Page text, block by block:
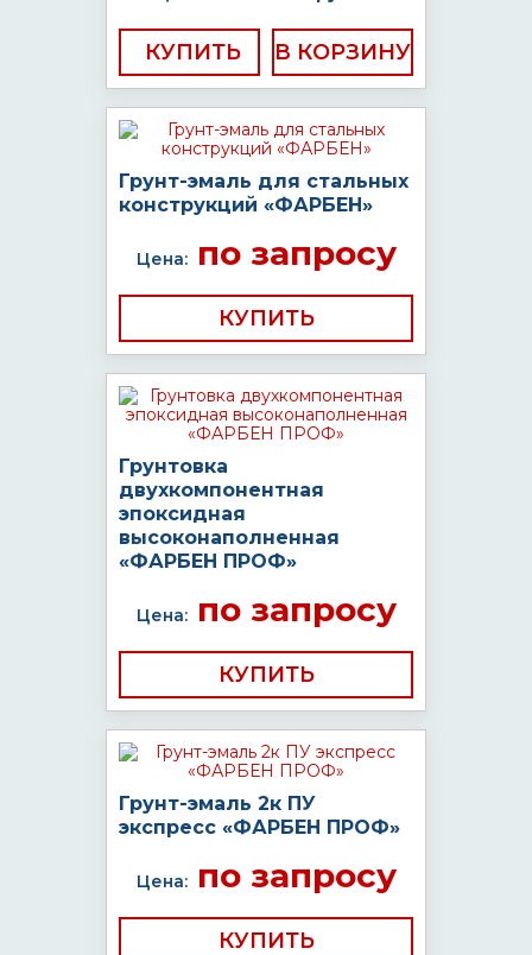
КУПИТЬ
Грунт-эмаль для стальных
конструкций «ФАРБЕН»
Цена:по запросу
КУПИТЬ
Грунтовка
двухкомпонентная
эпоксидная
высоконаполненная
«ФАРБЕН ПРОФ»
Цена:по запросу
КУПИТЬ
Грунт-эмаль 2к ПУ
экспресс «ФАРБЕН ПРОФ»
Цена:по запросу
КУПИТЬ